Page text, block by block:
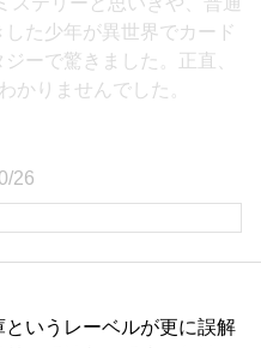
た少年が異世界でカード
ーで驚きました。正直、
かりませんでした。
26
いうレーベルが更に誤解